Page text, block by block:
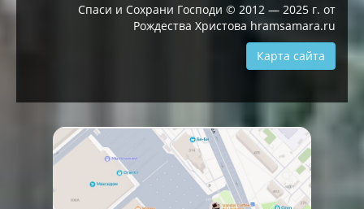
Спаси и Сохрани Господи © 2012 — 2025 г. от
Рождества Христова hramsamara.ru
Карта сайта